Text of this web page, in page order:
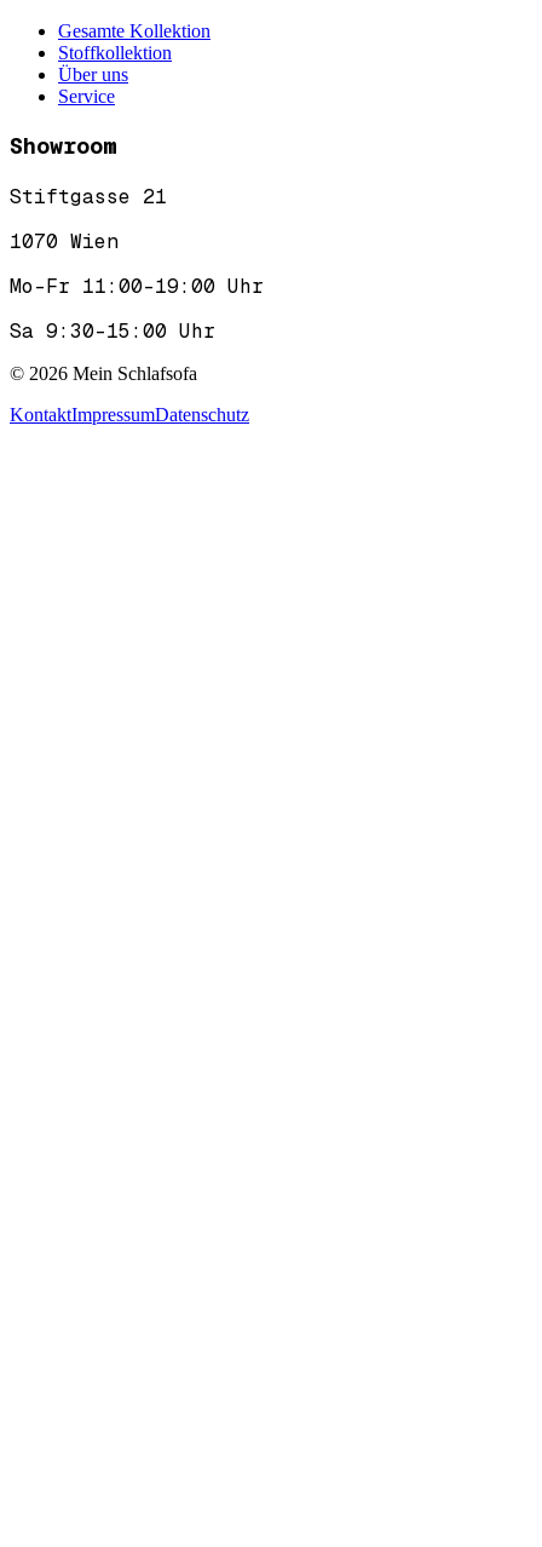
Gesamte Kollektion
Stoffkollektion
Über uns
Service
Showroom
Stiftgasse 21
1070 Wien
Mo–Fr 11:00–19:00 Uhr
Sa 9:30–15:00 Uhr
© 2026 Mein Schlafsofa
KontaktImpressumDatenschutz